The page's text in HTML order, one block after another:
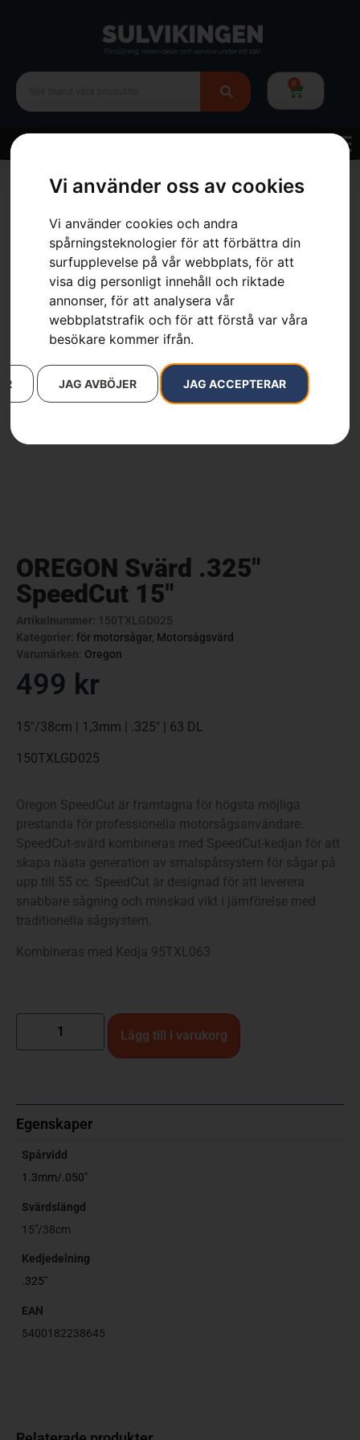
Vi använder oss av cookies
Vi använder cookies och andra
spårningsteknologier för att förbättra din
surfupplevelse på vår webbplats, för att
visa dig personligt innehåll och riktade
annonser, för att analysera vår
webbplatstrafik och för att förstå var våra
besökare kommer ifrån.
JAG ACCEPTERAR
JAG AVBÖJER
0
»Webbutik Skog »Skärutrustning Motorsågskedja
Svärd .325″ SpeedCut 15″
OREGON Svärd .325″
SpeedCut 15″
Artikelnummer: 150TXLGD025
Kategorier: för motorsågar, Motorsågsvärd
Varumärken Oregon
499 kr
15″/38cm | 1,3mm | .325″ | 63 DL
150TXLGD025
Oregon SpeedCut är framtagna för högsta möjliga
prestanda för professionella motorsågsanvändare.
SpeedCut-svärd kombineras med SpeedCut-kedjan för att
skapa nästa generation av smalspårsystem för sågar på
upp till 55 cc. SpeedCut är designad för att leverera
snabbare sågning och minskad vikt i jämförelse med
traditionella sågsystem.
Kombineras med Kedja 95TXL063
Lägg till i varukorg
Egenskaper
Spårvidd
1.3mm/.050"
Svärdslängd
15"/38cm
Kedjedelning
.325"
EAN
5400182238645